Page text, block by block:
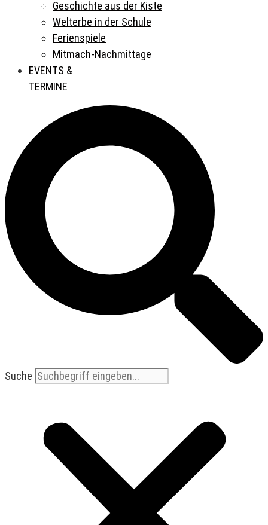
Geschichte aus der Kiste
Welterbe in der Schule
Ferienspiele
Mitmach-Nachmittage
EVENTS &
TERMINE
Suche